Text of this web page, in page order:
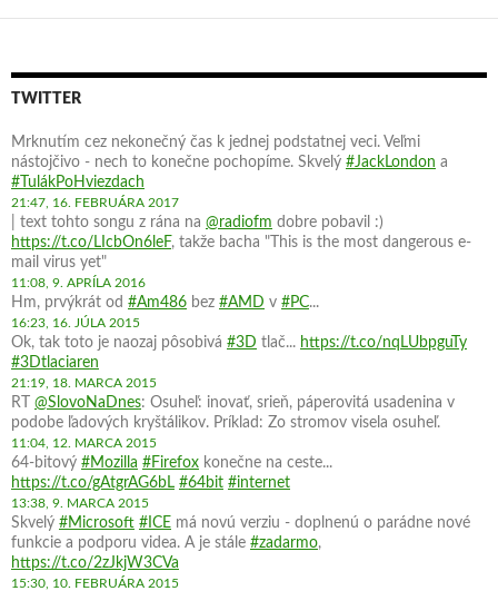
TWITTER
Mrknutím cez nekonečný čas k jednej podstatnej veci. Veľmi
nástojčivo - nech to konečne pochopíme. Skvelý #JackLondon a
#TulákPoHviezdach
21:47, 16. FEBRUÁRA 2017
| text tohto songu z rána na @radiofm dobre pobavil :)
https://t.co/LIcbOn6leF, takže bacha "This is the most dangerous e-
mail virus yet"
11:08, 9. APRÍLA 2016
Hm, prvýkrát od #Am486 bez #AMD v #PC...
16:23, 16. JÚLA 2015
Ok, tak toto je naozaj pôsobivá #3D tlač... https://t.co/nqLUbpguTy
#3Dtlaciaren
21:19, 18. MARCA 2015
RT @SlovoNaDnes: Osuheľ: inovať, srieň, páperovitá usadenina v
podobe ľadových kryštálikov. Príklad: Zo stromov visela osuheľ.
11:04, 12. MARCA 2015
64-bitový #Mozilla #Firefox konečne na ceste...
https://t.co/gAtgrAG6bL #64bit #internet
13:38, 9. MARCA 2015
Skvelý #Microsoft #ICE má novú verziu - doplnenú o parádne nové
funkcie a podporu videa. A je stále #zadarmo,
https://t.co/2zJkjW3CVa
15:30, 10. FEBRUÁRA 2015